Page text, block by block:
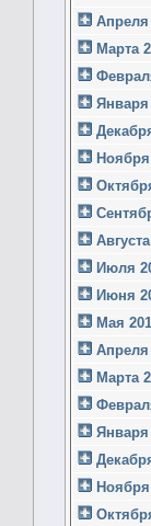
Апреля
Марта
Января
Ноября
Июля
Июня
Мая
Апреля
Марта
Января
Ноября